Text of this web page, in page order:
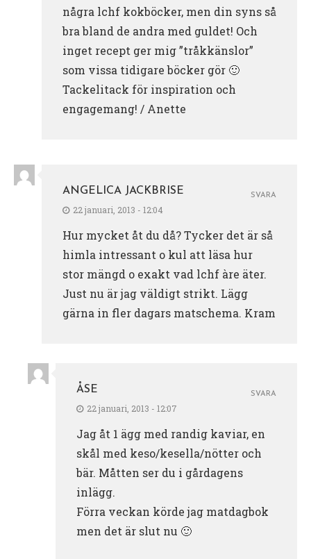
några lchf kokböcker, men din syns så
bra bland de andra med guldet! Och
inget recept ger mig ”tråkkänslor”
som vissa tidigare böcker gör 🙂
Tackelitack för inspiration och
engagemang! / Anette
ANGELICA JACKBRISE
22 januari, 2013 - 12:04
Hur mycket åt du då? Tycker det är så
himla intressant o kul att läsa hur
stor mängd o exakt vad lchf àre äter.
Just nu är jag väldigt strikt. Lägg
gärna in fler dagars matschema. Kram
SVARA
ÅSE
22 januari, 2013 - 12:07
Jag åt 1 ägg med randig kaviar, en
skål med keso/kesella/nötter och
bär. Måtten ser du i gårdagens
inlägg.
Förra veckan körde jag matdagbok
men det är slut nu 🙂
SVARA